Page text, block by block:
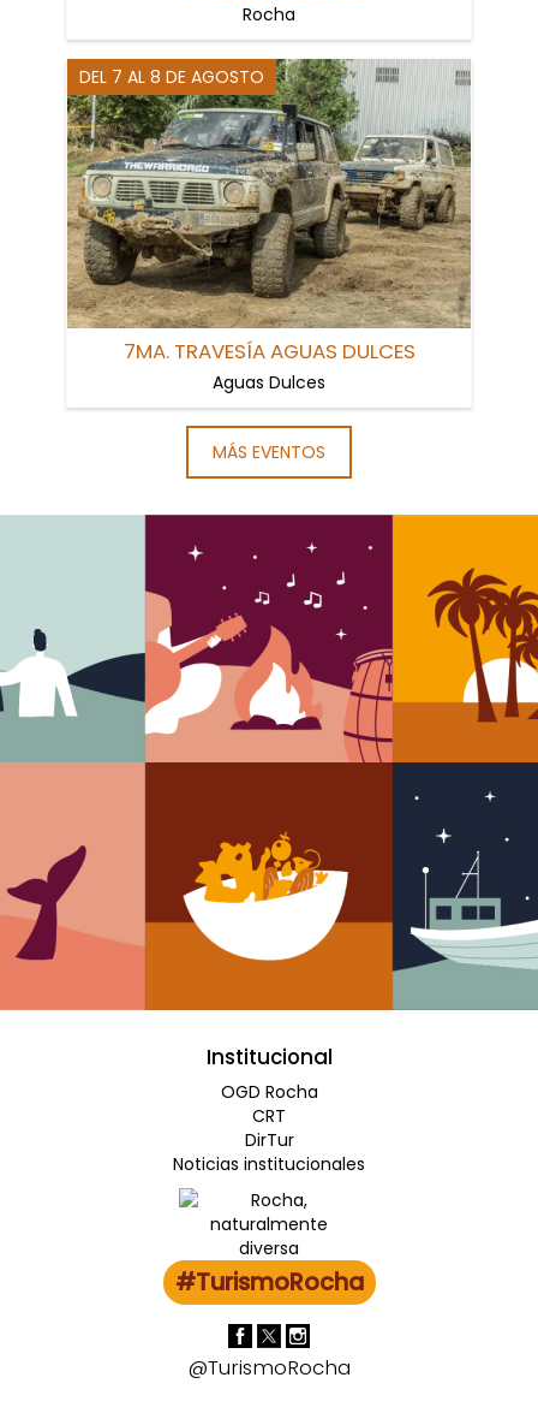
Rocha
DEL 7 AL 8 DE AGOSTO
7MA. TRAVESÍA AGUAS DULCES
Aguas Dulces
MÁS EVENTOS
Institucional
OGD Rocha
CRT
DirTur
Noticias institucionales
#TurismoRocha
@TurismoRocha